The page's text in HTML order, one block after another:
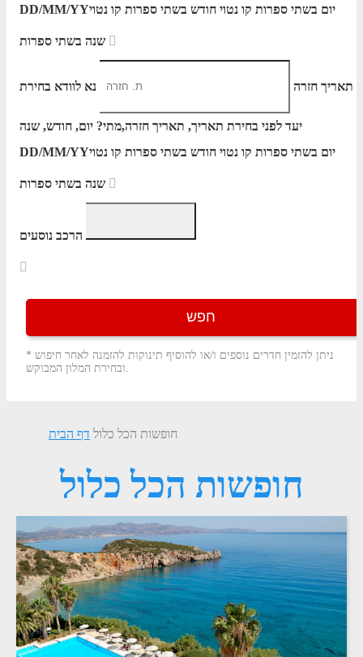
DD/MM/YYיום בשתי ספרות קו נטוי חודש בשתי ספרות קו נטוי
תאריך חזרה נא לוודא בחירת
יעד לפני בחירת תאריך, תאריך חזרה,מתי? יום, חודש, שנה
DD/MM/YYיום בשתי ספרות קו נטוי חודש בשתי ספרות קו נטוי
הרכב נוסעים
חפש
* ניתן להזמין חדרים נוספים ו/או להוסיף תינוקות להזמנה לאחר חיפוש
דף הבית חופשות הכל כלול
חופשות הכל כלול